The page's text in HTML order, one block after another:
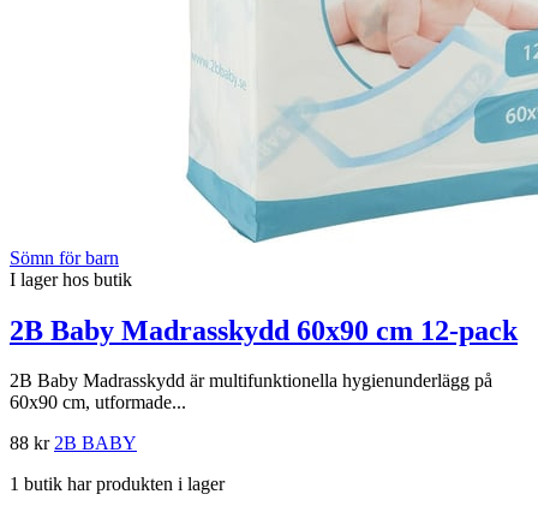
Sömn för barn
I lager hos butik
2B Baby Madrasskydd 60x90 cm 12-pack
2B Baby Madrasskydd är multifunktionella hygienunderlägg på
60x90 cm, utformade...
88 kr2B BABY
1 butik har produkten i lager